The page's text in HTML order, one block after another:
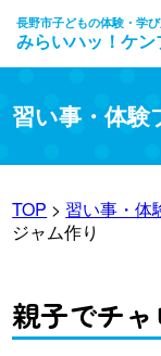
長野市子どもの体験・学
みらいハッ！ケン
習い事・体験
TOP > 習い事・体
ジャム作り
親子でチ